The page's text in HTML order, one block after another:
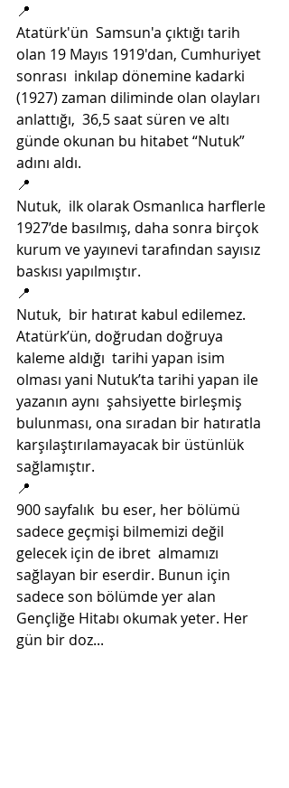
📍
Atatürk'ün  Samsun'a çıktığı tarih
olan 19 Mayıs 1919'dan, Cumhuriyet
sonrası  inkılap dönemine kadarki
(1927) zaman diliminde olan olayları
anlattığı,  36,5 saat süren ve altı
günde okunan bu hitabet “Nutuk”
adını aldı.
📍
Nutuk,  ilk olarak Osmanlıca harflerle
1927’de basılmış, daha sonra birçok
kurum ve yayınevi tarafından sayısız
baskısı yapılmıştır.
📍
Nutuk,  bir hatırat kabul edilemez.
Atatürk’ün, doğrudan doğruya
kaleme aldığı  tarihi yapan isim
olması yani Nutuk’ta tarihi yapan ile
yazanın aynı  şahsiyette birleşmiş
bulunması, ona sıradan bir hatıratla
karşılaştırılamayacak bir üstünlük
sağlamıştır.
📍
900 sayfalık  bu eser, her bölümü
sadece geçmişi bilmemizi değil
gelecek için de ibret  almamızı
sağlayan bir eserdir. Bunun için
sadece son bölümde yer alan
Gençliğe Hitabı okumak yeter. Her
gün bir doz...